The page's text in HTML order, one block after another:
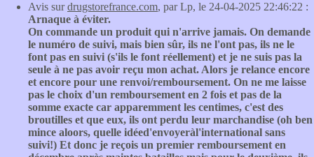
Avis surdrugstorefrance.com, par Lp, le 24-04-2025 22:46:22 :
Arnaque à éviter.
On commande un produit qui n'arrive jamais. On demande
le numéro de suivi, mais bien sûr, ils ne l'ont pas, ils ne le
font pas en suivi (s'ils le font réellement) et je ne suis pas la
seule à ne pas avoir reçu mon achat. Alors je relance encore
et encore pour une renvoi/remboursement. On ne me laisse
pas le choix d'un remboursement en 2 fois et pas de la
somme exacte car apparemment les centimes, c'est des
broutilles et que eux, ils ont perdu leur marchandise (oh ben
mince aloors, quelle idéed'envoyeràl'international sans
suivi!) Et donc je reçois un premier remboursement en